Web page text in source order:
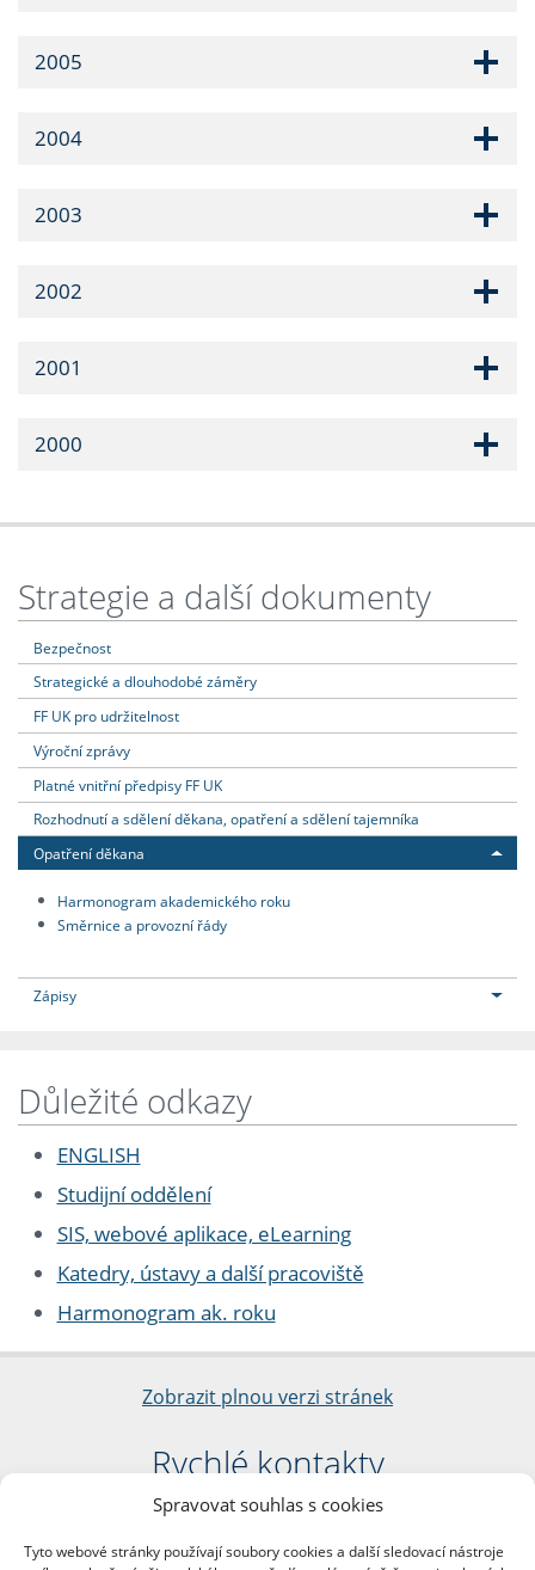
Spravovat souhlas s cookies
Tyto webové stránky používají soubory cookies a další sledovací nástroje
2005
2004
2003
2002
2001
2000
Strategie a další dokumenty
Bezpečnost
Strategické a dlouhodobé záměry
FF UK pro udržitelnost
Výroční zprávy
Platné vnitřní předpisy FF UK
Rozhodnutí a sdělení děkana, opatření a sdělení tajemníka
Opatření děkana
Harmonogram akademického roku
Směrnice a provozní řády
Zápisy
Důležité odkazy
ENGLISH
Studijní oddělení
SIS, webové aplikace, eLearning
Katedry, ústavy a další pracoviště
Harmonogram ak. roku
Zobrazit plnou verzi stránek
Rychlé kontakty
Filozofická fakulta
nám. Jana Palacha 1/2